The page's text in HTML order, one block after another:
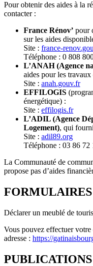
Pour obtenir des aides à la
contacter :
France Rénov’ pour
sur les aides
Site : france-
Téléphone : 0 808
L’ANAH (Agence
aides pour les
Site : anah.gouv.fr
EFFILOGIS
énergétique) :
Site : effilogis.fr
L’ADIL (Agence
Logement), qui
Site : adil89.org
Téléphone : 03 86 72
La Communauté de
propose pas d’aides
Déclarer un meublé de
Vous pouvez effectuer
adresse : https://
PUBLICATIONS